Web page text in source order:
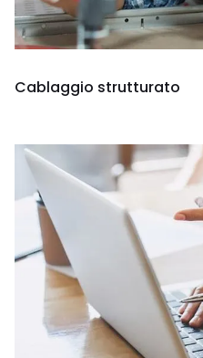
Cablaggio strutturato